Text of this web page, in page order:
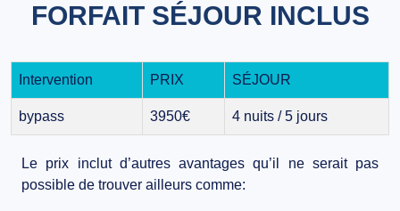
FORFAIT SÉJOUR INCLUS
Intervention PRIX SÉJOUR
bypass 3950€ 4 nuits / 5 jours
Le prix inclut d’autres avantages qu’il ne serait pas
possible de trouver ailleurs comme: